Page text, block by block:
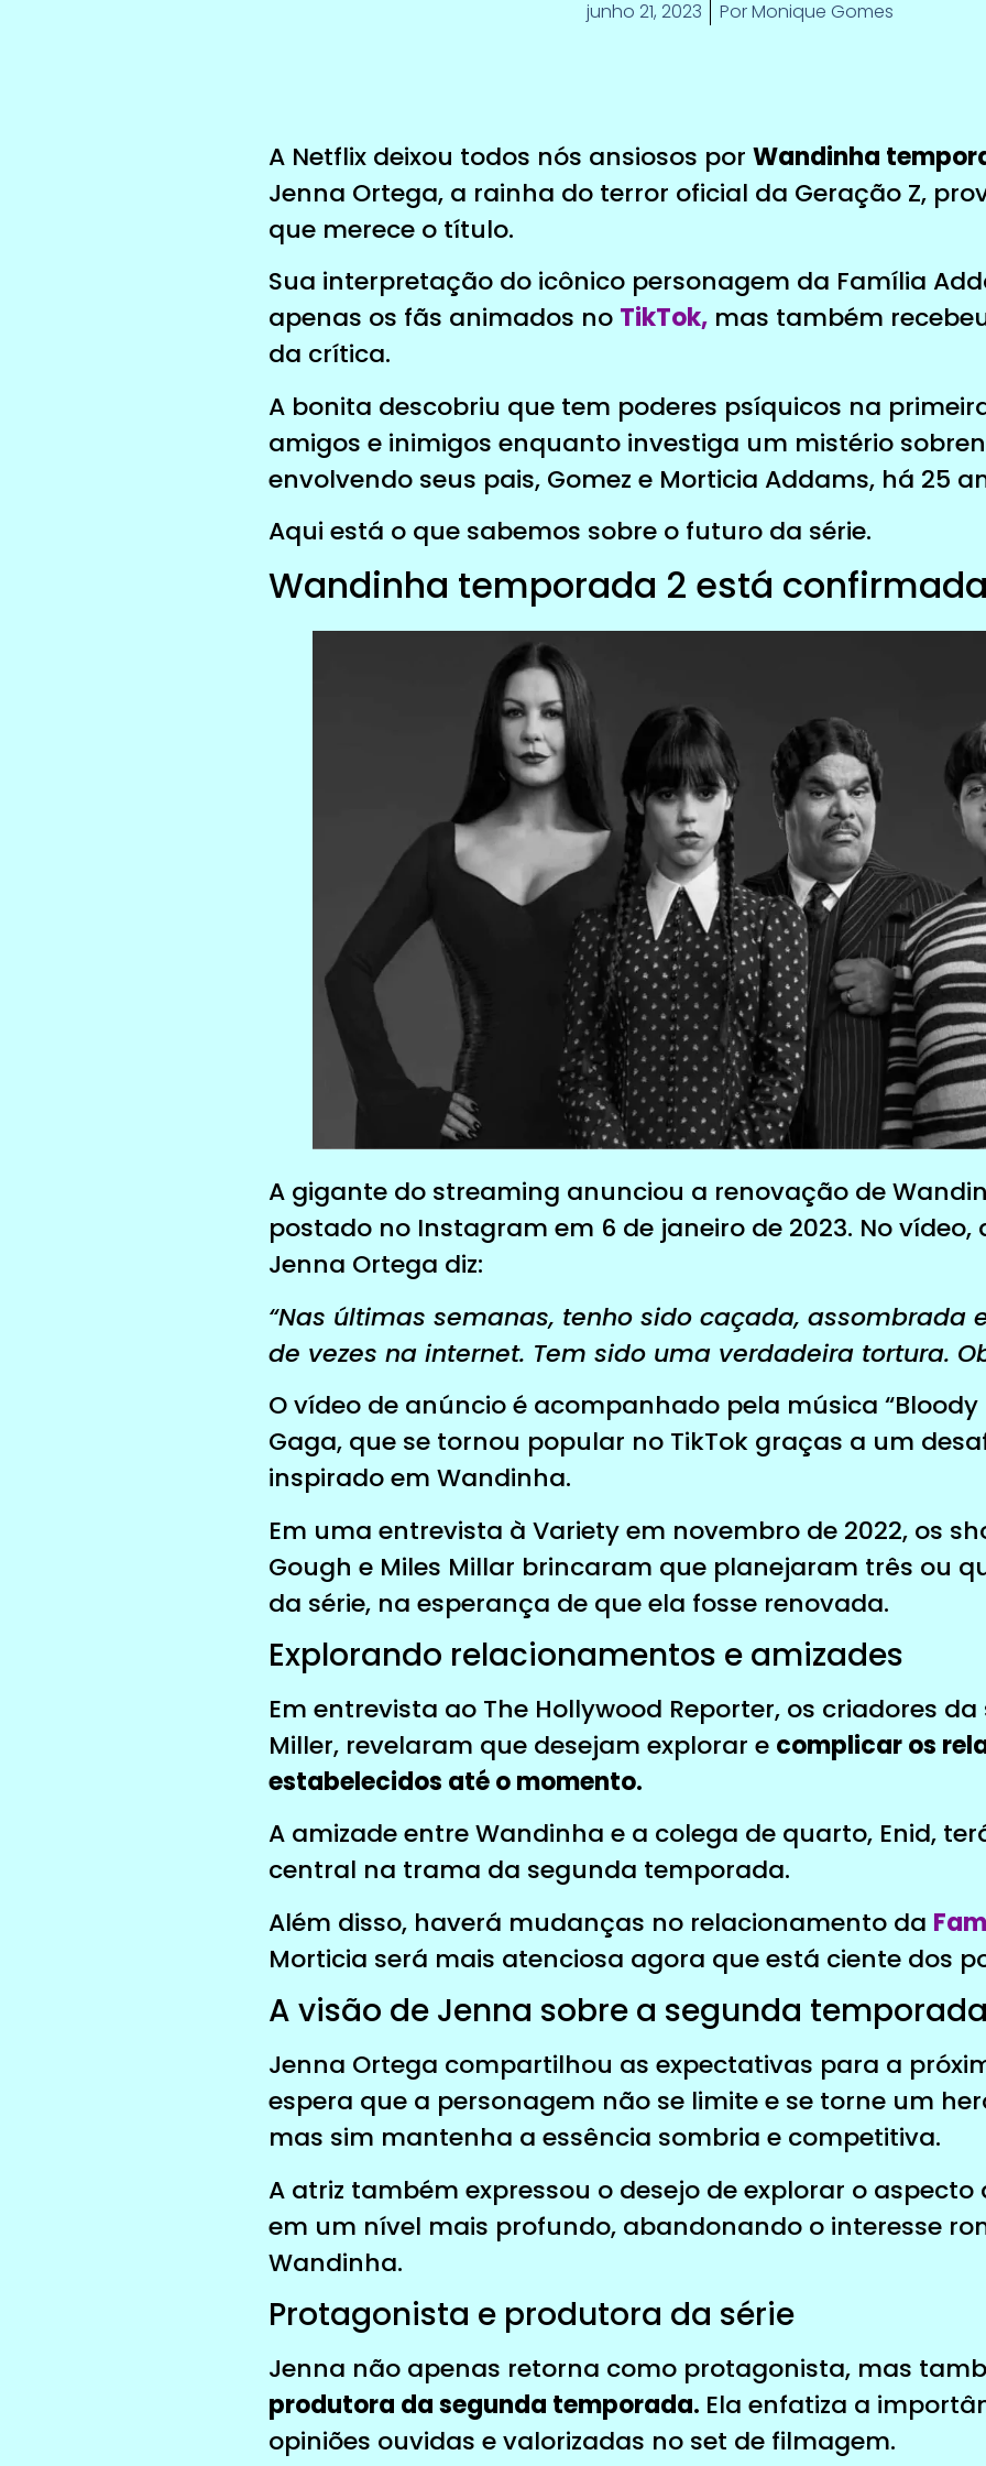
junho 21, 2023 PorMonique Gomes
A Netflix deixou todos nós ansiosos por Wandinha
Jenna Ortega, a rainha do terror oficial da Geração Z,
que merece o título.
Sua interpretação do icônico personagem da Família
apenas os fãs animados no TikTok, mas também
da crítica.
A bonita descobriu que tem poderes psíquicos na
amigos e inimigos enquanto investiga um mistério
envolvendo seus pais, Gomez e Morticia Addams, há 25
Aqui está o que sabemos sobre o futuro da série.
Wandinha temporada 2 está
A gigante do streaming anunciou a renovação de
postado no Instagram em 6 de janeiro de 2023. No
Jenna Ortega diz:
“Nas últimas semanas, tenho sido caçada, assombrada
de vezes na internet. Tem sido uma verdadeira tortura.
O vídeo de anúncio é acompanhado pela música “Bloody
Gaga, que se tornou popular no TikTok graças a um
inspirado em Wandinha.
Em uma entrevista à Variety em novembro de 2022, os
Gough e Miles Millar brincaram que planejaram três ou
da série, na esperança de que ela fosse renovada.
Explorando relacionamentos e amizades
Em entrevista ao The Hollywood Reporter, os criadores da
Miller, revelaram que desejam explorar e complicar os
estabelecidos até o momento.
A amizade entre Wandinha e a colega de quarto, Enid,
central na trama da segunda temporada.
Além disso, haverá mudanças no relacionamento da
Morticia será mais atenciosa agora que está ciente dos
A visão de Jenna sobre a segunda
Jenna Ortega compartilhou as expectativas para a
espera que a personagem não se limite e se torne um
mas sim mantenha a essência sombria e competitiva.
A atriz também expressou o desejo de explorar o aspecto
em um nível mais profundo, abandonando o interesse
Wandinha.
Protagonista e produtora da série
Jenna não apenas retorna como protagonista, mas
produtora da segunda temporada. Ela enfatiza a
opiniões ouvidas e valorizadas no set de filmagem.